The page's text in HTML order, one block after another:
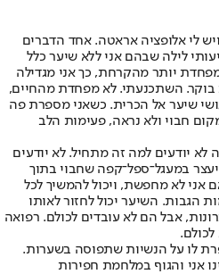
אני בת 41 וחצי, ויש לי אלופציה אראטה. אחד הדברים
לילה שבהם אני ללא שיער כלל
יותר מהקרחת, כך אני מגדילה
השתכנעתי. לא מפחדת מהחיים,
שיער אל הכרית. כשאני מספרת פה
חבוי ולא נראה, פעימות הלב
לא יודעים למה זה מתחיל. לא יודעים
במעגל־ספל־קפה שחבוי בתוך
אני לא מחפשת, ויכול להמשיך לכל
הגבות. השיער יכול לחזור לאותו
אבל הם לא עובדים לכולם. רפואה
לו על הנשיות שתפוסה בשערות.
אני והגוף במלחמת חפירות